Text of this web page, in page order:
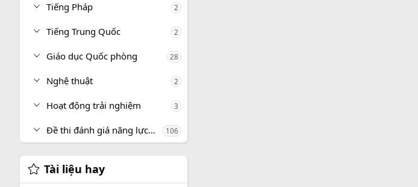
Tiếng Pháp 2
Tiếng Trung Quốc 2
Giáo dục Quốc phòng 28
Nghệ thuật 2
Hoạt động trải nghiệm 3
Đề thi đánh giá năng lực, tư duy 106
Tài liệu hay